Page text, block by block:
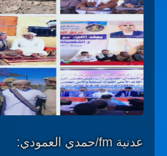
عدنية fm/حمدي العمودي: